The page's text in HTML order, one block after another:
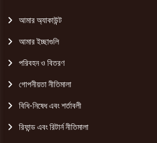
আমার অ্যাকাউন্ট
আমার ইচ্ছাগুলি
পরিবহন ও বিতরণ
গোপনীয়তা নীতিমালা
বিধি-নিষেধ এবং শর্তাবলী
রিফান্ড এবং রিটার্ন নীতিমালা